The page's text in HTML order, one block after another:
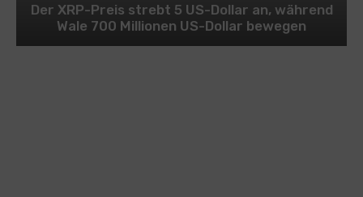
Der XRP-Preis strebt 5 US-Dollar an, während
Wale 700 Millionen US-Dollar bewegen